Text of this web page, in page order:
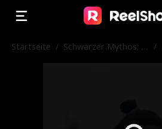
Startseite / Schwarzer Mythos: M
/